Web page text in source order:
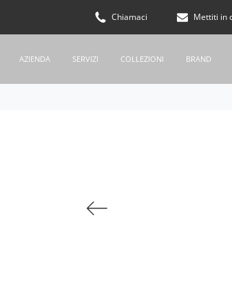
Chiamaci Mettiti in
AZIENDA SERVIZI COLLEZIONI BRAND